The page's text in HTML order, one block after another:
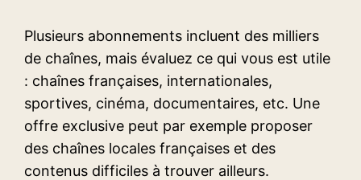
Plusieurs abonnements incluent des milliers
de chaînes, mais évaluez ce qui vous est utile
: chaînes françaises, internationales,
sportives, cinéma, documentaires, etc. Une
offre exclusive peut par exemple proposer
des chaînes locales françaises et des
contenus difficiles à trouver ailleurs.